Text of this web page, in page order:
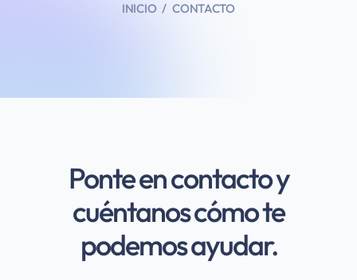
INICIO CONTACTO
Ponte en contacto y
cuéntanos cómo te
podemos ayudar.